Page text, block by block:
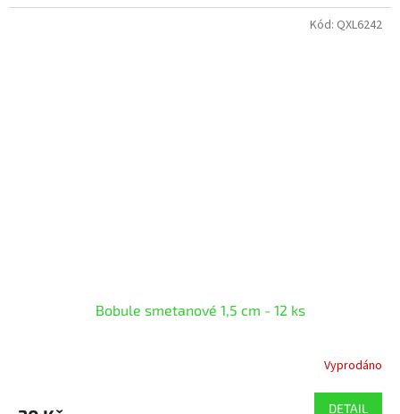
Bobule smetanové 1,5 cm - 12 ks
Vyprodáno
DETAIL
Kód: QXL6242